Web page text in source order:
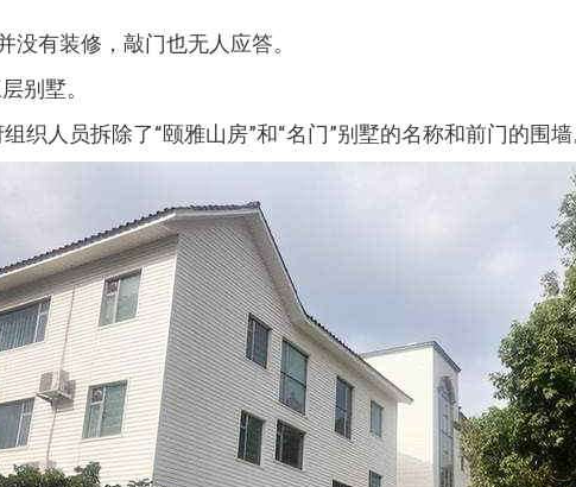
没有装修，敲门也无人应答。
别墅。
织人员拆除了“颐雅山房”和“名门”别墅的名称和前门的围